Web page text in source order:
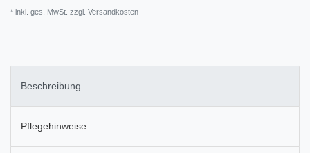
* inkl. ges. MwSt. zzgl. Versandkosten
Beschreibung
Pflegehinweise